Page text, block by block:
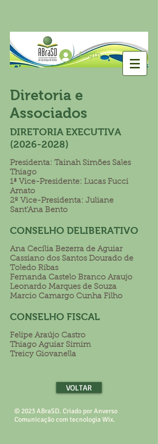
Login
Diretoria e
Associados
DIRETORIA EXECUTIVA
(2026-2028)
Presidenta: Tainah Simões Sales
Thiago
1ª Vice-Presidente: Lucas Fucci
Amato
2º Vice-Presidenta: Juliane
Sant'Ana Bento
CONSELHO DELIBERATIVO
Ana Cecília Bezerra de Aguiar
Cassiano dos Santos Dourado de
Toledo Ribas
Fernanda Castelo Branco Araujo
Leonardo Marques de Souza
Marcio Camargo Cunha Filho
CONSELHO FISCAL
Felipe Araújo Castro
Thiago Aguiar Simim
Treicy Giovanella
VOLTAR
© 2023 ABraSD. Criado por Anverso
Comunicação com tecnologia Wix.